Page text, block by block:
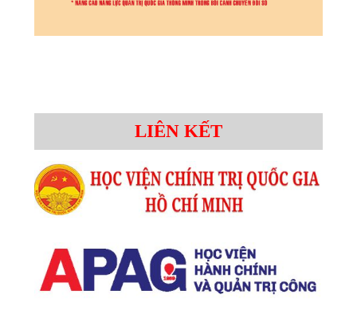
LIÊN KẾT